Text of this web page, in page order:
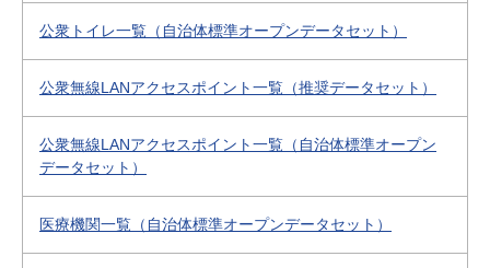
公衆トイレ一覧（自治体標準オープンデータセット）
公衆無線LANアクセスポイント一覧（推奨データセット）
公衆無線LANアクセスポイント一覧（自治体標準オープン
データセット）
医療機関一覧（自治体標準オープンデータセット）